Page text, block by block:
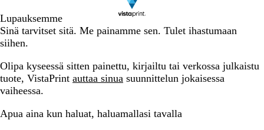
Lupauksemme
Sinä tarvitset sitä. Me painamme sen. Tulet ihastumaan
siihen.
Olipa kyseessä sitten painettu, kirjailtu tai verkossa julkaistu
tuote, VistaPrint auttaa sinua suunnittelun jokaisessa
vaiheessa.
Apua aina kun haluat, haluamallasi tavalla